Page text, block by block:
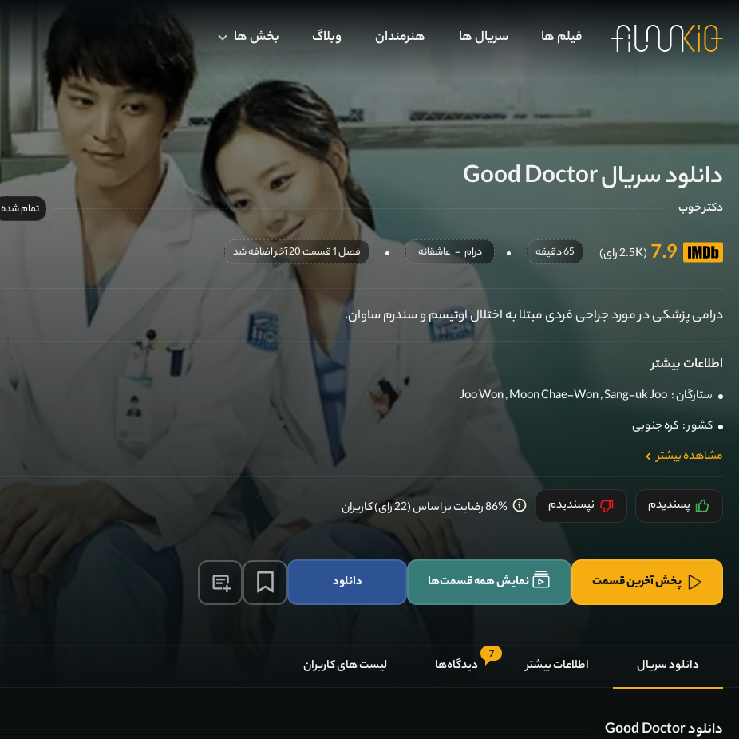
فیلم ها سریال ها هنرمندان وبلاگ بخش ها
دانلود سریال Good Doctor
دکتر خوب تمام شده
7.9 (2.5K رای) 65 دقیقه درام - عاشقانه فصل 1 قسمت 20 آخر اضافه شد
درامی پزشکی در مورد جراحی فردی مبتلا به اختلال اوتیسم و ​​سندرم ساوان.
اطلاعات بیشتر
ستارگان : Joo Won,Moon Chae-Won,Sang-uk Joo
کشور : کره جنوبی
مشاهده بیشتر
پسندیدم نپسندیدم 86% رضایت بر اساس (22 رای) کاربران
پخش آخرین قسمت نمایش همه قسمت‌ها دانلود
دانلود سریال اطلاعات بیشتر
7
دیدگاه‌ها لیست های کاربران
دانلود Good Doctor